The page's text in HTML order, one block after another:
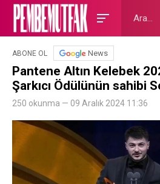
ABONE OL News
Pantene Altın Kelebek
Şarkıcı Ödülünün sahibi
250 okunma — 09 Aralık 2024 11:36